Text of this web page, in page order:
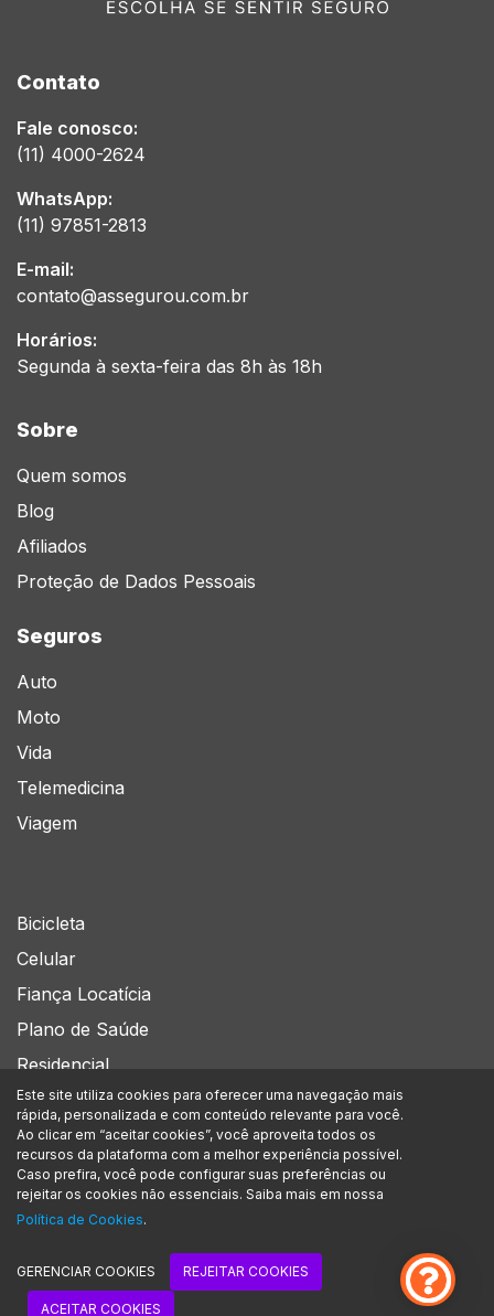
Contato
Fale conosco:
(11) 4000-2624
WhatsApp:
(11) 97851-2813
E-mail:
contato@assegurou.com.br
Horários:
Segunda à sexta-feira das 8h às 18h
Sobre
Quem somos
Blog
Afiliados
Proteção de Dados Pessoais
Seguros
Auto
Moto
Vida
Telemedicina
Viagem
Bicicleta
Celular
Fiança Locatícia
Plano de Saúde
Residencial
Siga-nos no
A Assegurou Corretora de Seguros Ltda. está inscrita no CNPJ/MF sob nº
registrada na SUSEP (superintendência de seguros privados) sob o n.º 212109181.
Este site utiliza cookies para oferecer uma navegação mais
rápida, personalizada e com conteúdo relevante para você.
Ao clicar em “aceitar cookies”, você aproveita todos os
recursos da plataforma com a melhor experiência possível.
Caso prefira, você pode configurar suas preferências ou
rejeitar os cookies não essenciais. Saiba mais em nossa
Política de Cookies.
GERENCIAR COOKIES REJEITAR COOKIES
ACEITAR COOKIES